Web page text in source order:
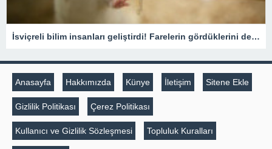
İsviçreli bilim insanları geliştirdi! Farelerin gördüklerini deşifre ediyor
Anasayfa Hakkımızda Künye İletişim Sitene Ekle
Gizlilik Politikası Çerez Politikası
Kullanıcı ve Gizlilik Sözleşmesi Topluluk Kuralları